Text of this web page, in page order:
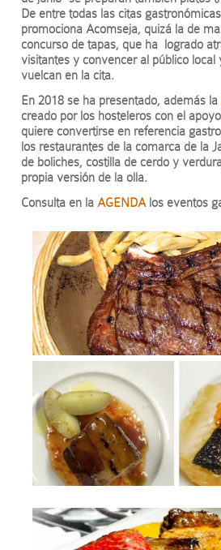
De entre todas las citas
promociona Acomseja, quizá la de
concurso de tapas, que ha logrado
visitantes y convencer al público local
vuelcan en la cita.
En 2018 se ha presentado, además la
creado por los hosteleros con el
quiere convertirse en referencia
los restaurantes de la comarca de la
de boliches, costilla de cerdo y
propia versión de la olla.
Consulta en la AGENDA los eventos